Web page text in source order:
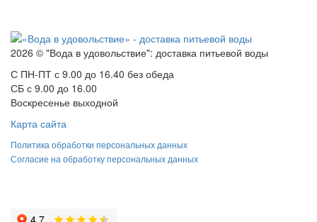
2026 © "Вода в удовольствие": доставка питьевой воды
С ПН-ПТ с 9.00 до 16.40 без обеда
СБ с 9.00 до 16.00
Воскресенье выходной
Карта сайта
Политика обработки персональных данных
Согласие на обработку персональных данных